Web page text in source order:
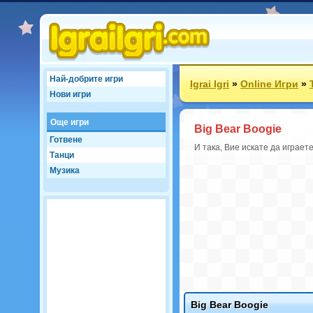
Най-добрите игри
Нови игри
Още игри
Готвене
Танци
Музика
Igrai Igri»Online Игри»
Big Bear Boogie
И така, Вие искате да
Big Bear Boogie